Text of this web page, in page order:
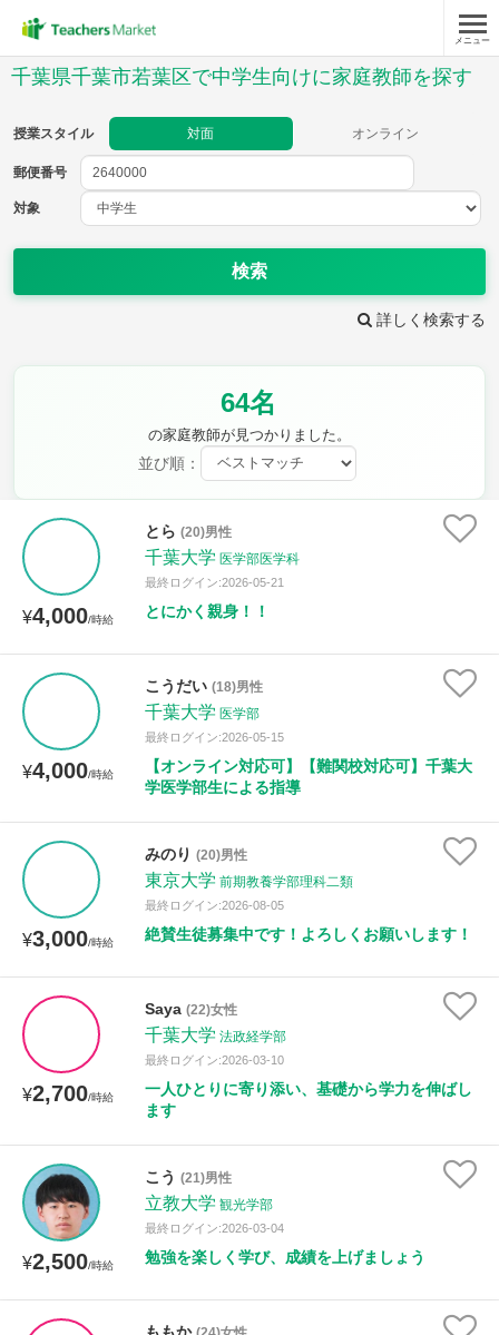
メニュー
千葉県千葉市若葉区で中学生向けに家庭教師を探す
授業スタイル 対面 オンライン
郵便番号
対象
検索
詳しく検索する
64名
の家庭教師が見つかりました。
並び順：
¥4,000/時給
とら (20)男性
千葉大学 医学部医学科
最終ログイン:2026-05-21
とにかく親身！！
¥4,000/時給
こうだい (18)男性
千葉大学 医学部
最終ログイン:2026-05-15
【オンライン対応可】【難関校対応可】千葉大
学医学部生による指導
¥3,000/時給
みのり (20)男性
東京大学 前期教養学部理科二類
最終ログイン:2026-08-05
絶賛生徒募集中です！よろしくお願いします！
¥2,700/時給
Saya (22)女性
千葉大学 法政経学部
最終ログイン:2026-03-10
一人ひとりに寄り添い、基礎から学力を伸ばし
ます
¥2,500/時給
こう (21)男性
立教大学 観光学部
最終ログイン:2026-03-04
勉強を楽しく学び、成績を上げましょう
郵便番号
教科
古典
公民 芸術 音楽 保健体育
時給：¥1,000 ～ ¥10,000
授業可能日
月曜日 火曜日 水曜日
土曜日 日曜日
距離：15km以内
年齢：18-101歳
性別